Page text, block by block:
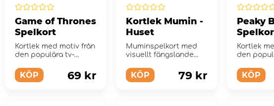
Game of Thrones
Spelkort
Kortlek med motiv från
den populära tv-
KÖP 69 kr
Kortlek Mumin -
Huset
Muminspelkort med
visuellt fängslande
plåtlåda.
KÖP 79 kr
Peaky
Kortlek
den
KÖP